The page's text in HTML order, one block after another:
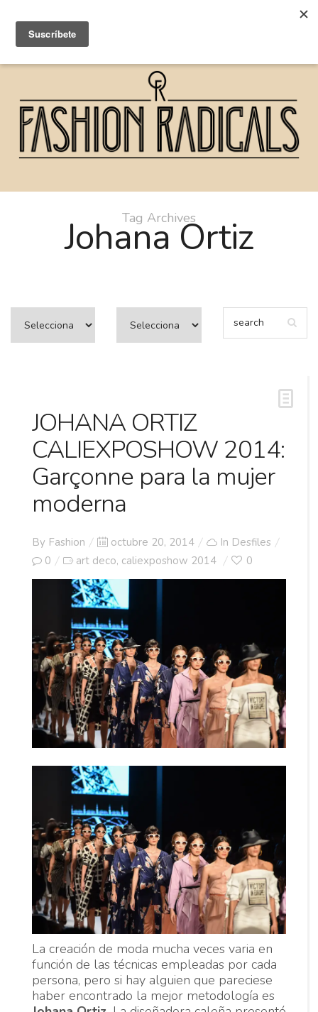
Tag Archives
Johana Ortiz
JOHANA ORTIZ
CALIEXPOSHOW 2014:
Garçonne para la mujer
moderna
By Fashion
Posted
on
octubre 20, 2014 In Desfiles
0
art deco, caliexposhow 2014 0
La creación de moda mucha veces varia en
función de las técnicas empleadas por cada
persona, pero si hay alguien que pareciese
haber encontrado la mejor metodología es